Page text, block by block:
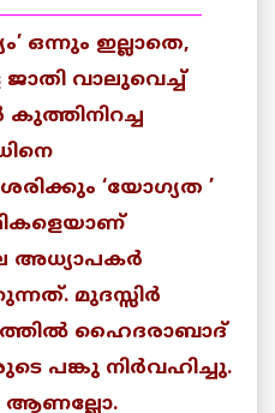
ഒന്നും ഇല്ലാതെ,
ജാതി വാലുവെച്ച്
‘യോഗ്യത ’
അധ്യാപകര്‍
മുദസ്സിര്‍
ഹൈദരാബാദ്
പങ്കു നിര്‍വഹിച്ചു.
ആണല്ലോ.